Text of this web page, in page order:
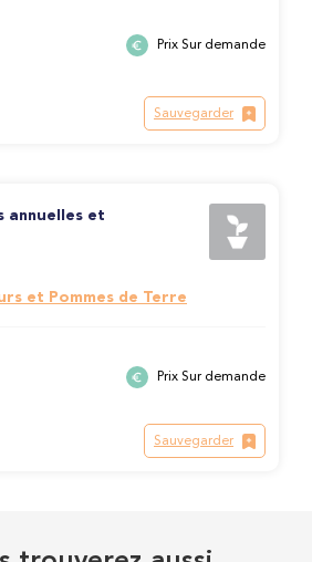
Prix Sur demande
Sauvegarder
annuelles et
et Pommes de Terre
Prix Sur demande
Sauvegarder